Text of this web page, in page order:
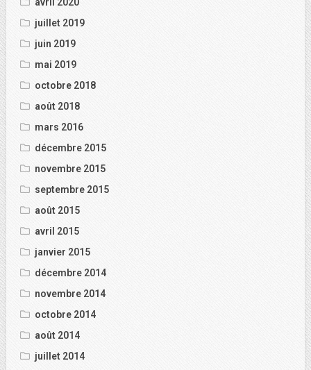
juillet 2019
juin 2019
mai 2019
octobre 2018
août 2018
mars 2016
décembre 2015
novembre 2015
septembre 2015
août 2015
avril 2015
janvier 2015
décembre 2014
novembre 2014
octobre 2014
août 2014
juillet 2014